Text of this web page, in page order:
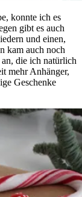
konnte ich es
gibt es auch
und einen,
kam auch noch
die ich natürlich
mehr Anhänger,
Geschenke